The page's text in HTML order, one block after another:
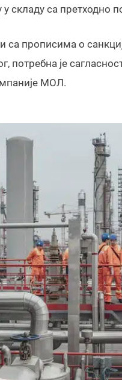
у складу са
са прописима о
потребна је
МОЛ.